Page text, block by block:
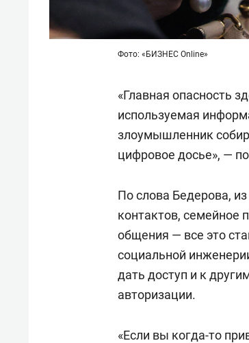
Фото: «БИЗНЕC Online»
«Главная опасность
используемая
злоумышленник
цифровое досье», —
По слова Бедерова,
контактов, семейное
общения — все это
социальной
дать доступ и к
авторизации.
«Если вы когда-то